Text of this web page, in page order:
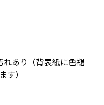
れあり（背表紙に色褪
）